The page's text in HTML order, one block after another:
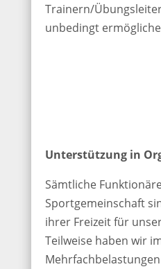
Trainern/
unbedingt
Unterstützung in
Sämtliche
Sportgemeinschaft
ihrer Freizeit für
Teilweise haben wir